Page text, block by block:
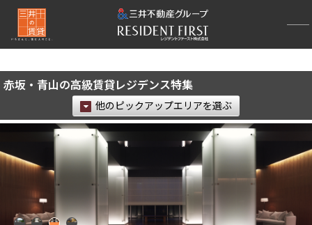
赤坂・青山の高級賃貸レジデンス特集
他のピックアップエリアを選ぶ
再検索ナビゲーション
管理費/共益費含む
礼金なし
敷金なし
礼金１ヶ月以下
フリーレント付き